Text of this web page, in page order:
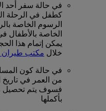
في حالة سفر أحد
كطفل في الرحلة
الرسوم الخاصة
الخاصة بالأطفال
يمكن إتمام هذا
خلال مكتب طيران
في حالة كون
من العمر في تاريخ
فسوف يتم تحصيل
بأكملها